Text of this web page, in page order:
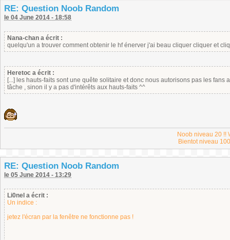
RE: Question Noob Random
le 04 June 2014 - 18:58
Nana-chan a écrit :
quelqu'un a trouver comment obtenir le hf énerver j'ai beau cliquer cliquer et
Heretoc a écrit :
[...] les hauts-faits sont une quête solitaire et donc nous autorisons pas les
tâche , sinon il y a pas d'intérêts aux hauts-faits ^^
Noob niveau 20 !!
Bientot niveau
RE: Question Noob Random
le 05 June 2014 - 13:29
Li0nel a écrit :
Un indice :
jetez l'écran par la fenêtre ne fonctionne pas !